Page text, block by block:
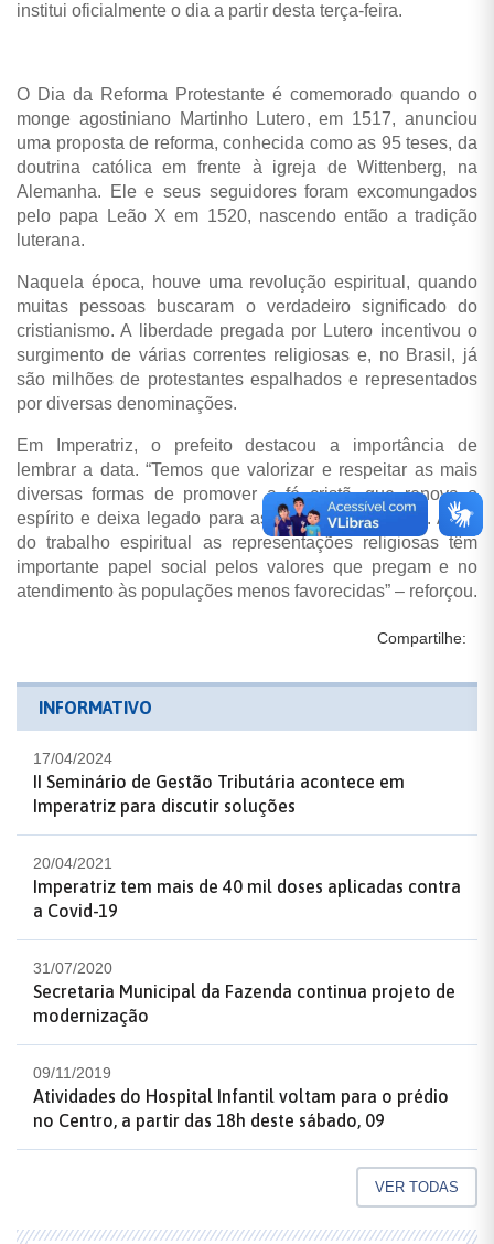
institui oficialmente o dia a partir desta terça-feira.
O Dia da Reforma Protestante é comemorado quando o
monge agostiniano Martinho Lutero, em 1517, anunciou
uma proposta de reforma, conhecida como as 95 teses, da
doutrina católica em frente à igreja de Wittenberg, na
Alemanha. Ele e seus seguidores foram excomungados
pelo papa Leão X em 1520, nascendo então a tradição
luterana.
Naquela época, houve uma revolução espiritual, quando
muitas pessoas buscaram o verdadeiro significado do
cristianismo. A liberdade pregada por Lutero incentivou o
surgimento de várias correntes religiosas e, no Brasil, já
são milhões de protestantes espalhados e representados
por diversas denominações.
Em Imperatriz, o prefeito destacou a importância de
lembrar a data. “Temos que valorizar e respeitar as mais
diversas formas de promover a fé cristã, que renova o
espírito e deixa legado para as próximas gerações. Além
do trabalho espiritual as representações religiosas têm
importante papel social pelos valores que pregam e no
atendimento às populações menos favorecidas” – reforçou.
Compartilhe:
INFORMATIVO
17/04/2024
II Seminário de Gestão Tributária acontece em
Imperatriz para discutir soluções
20/04/2021
Imperatriz tem mais de 40 mil doses aplicadas contra
a Covid-19
31/07/2020
Secretaria Municipal da Fazenda continua projeto de
modernização
09/11/2019
Atividades do Hospital Infantil voltam para o prédio
no Centro, a partir das 18h deste sábado, 09
VER TODAS